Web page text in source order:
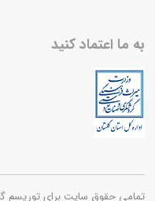
به ما اعتماد کنید
تمامی حقوق سایت برای توریسم